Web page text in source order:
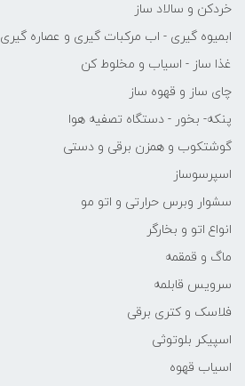
خردکن و سالاد ساز
ابمیوه گیری - اب مرکبات گیری و عصاره گیری
غذا ساز - اسیاب و مخلوط کن
چای ساز و قهوه ساز
پنکه- بخور - دستگاه تصفیه هوا
گوشتکوب و همزن برقی و دستی
اسپرسوساز
سشوار وبرس حرارتی و اتو مو
انواع اتو و بخارگر
ماگ و قمقمه
سرویس قابلمه
فلاسک و کتری برقی
اسپیکر بلوتوثی
اسیاب قهوه